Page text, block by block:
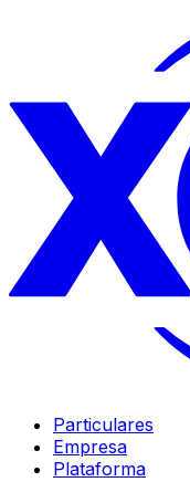
Particulares
Empresa
Plataforma